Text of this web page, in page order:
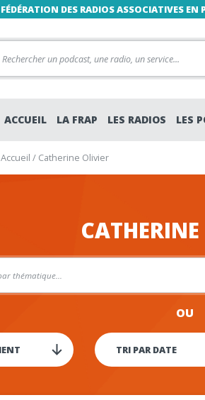
FÉDÉRATION DES RADIOS ASSOCIATIVES EN
ACCUEIL LA FRAP LES RADIOS LES
Accueil / Catherine Olivier
OU